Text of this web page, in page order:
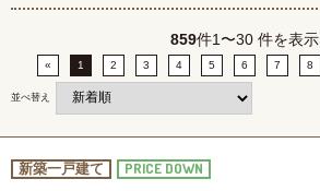
859件1〜30 件を表示
« 1 2 3 4 5 6 7 8
並べ替え
新築一戸建て PRICE DOWN